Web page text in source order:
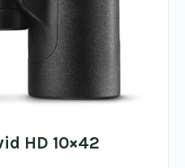
HD 10×42